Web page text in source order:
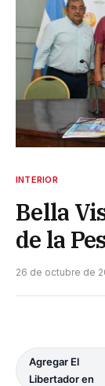
INTERIOR
Bella
de la
26 de octubre de
Agregar El
Libertador en